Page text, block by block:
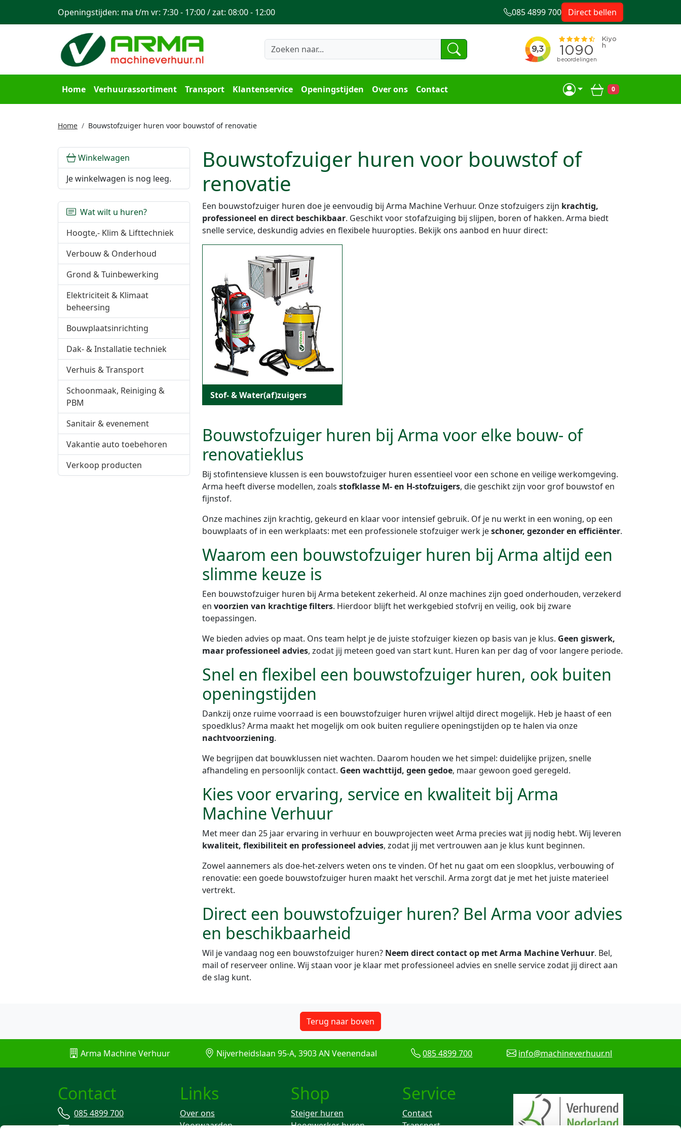
Home Verhuurassortiment Transport Klantenservice Openingstijden Over ons Contact Winkelwagen
0
Openingstijden: ma t/m vr: 7:30 - 17:00 / zat: 08:00 - 12:00 085 4899 700 Direct bellen
Home Bouwstofzuiger huren voor bouwstof of renovatie
Winkelwagen
Je winkelwagen is nog leeg.
Wat wilt u huren?
Hoogte,- Klim & Lifttechniek
Verbouw & Onderhoud
Grond & Tuinbewerking
Elektriciteit & Klimaat
beheersing
Bouwplaatsinrichting
Dak- & Installatie techniek
Verhuis & Transport
Schoonmaak, Reiniging &
PBM
Sanitair & evenement
Vakantie auto toebehoren
Verkoop producten
Bouwstofzuiger huren voor bouwstof of
renovatie
Een bouwstofzuiger huren doe je eenvoudig bij Arma Machine Verhuur. Onze stofzuigers zijn krachtig,
professioneel en direct beschikbaar. Geschikt voor stofafzuiging bij slijpen, boren of hakken. Arma biedt
snelle service, deskundig advies en flexibele huuropties. Bekijk ons aanbod en huur direct:
Stof- & Water(af)zuigers
Bouwstofzuiger huren bij Arma voor elke bouw- of
renovatieklus
Bij stofintensieve klussen is een bouwstofzuiger huren essentieel voor een schone en veilige werkomgeving.
Arma heeft diverse modellen, zoals stofklasse M- en H-stofzuigers, die geschikt zijn voor grof bouwstof en
fijnstof.
Onze machines zijn krachtig, gekeurd en klaar voor intensief gebruik. Of je nu werkt in een woning, op een
bouwplaats of in een werkplaats: met een professionele stofzuiger werk jeschoner, gezonder en efficiënter.
Waarom een bouwstofzuiger huren bij Arma altijd een
slimme keuze is
Een bouwstofzuiger huren bij Arma betekent zekerheid. Al onze machines zijn goed onderhouden, verzekerd
en voorzien van krachtige filters. Hierdoor blijft het werkgebied stofvrij en veilig, ook bij zware
toepassingen.
We bieden advies op maat. Ons team helpt je de juiste stofzuiger kiezen op basis van je klus. Geen giswerk,
maar professioneel advies, zodat jij meteen goed van start kunt. Huren kan per dag of voor langere periode.
Snel en flexibel een bouwstofzuiger huren, ook buiten
openingstijden
Dankzij onze ruime voorraad is een bouwstofzuiger huren vrijwel altijd direct mogelijk. Heb je haast of een
spoedklus? Arma maakt het mogelijk om ook buiten reguliere openingstijden op te halen via onze
nachtvoorziening.
We begrijpen dat bouwklussen niet wachten. Daarom houden we het simpel: duidelijke prijzen, snelle
afhandeling en persoonlijk contact. Geen wachttijd, geen gedoe, maar gewoon goed geregeld.
Kies voor ervaring, service en kwaliteit bij Arma
Machine Verhuur
Met meer dan 25 jaar ervaring in verhuur en bouwprojecten weet Arma precies wat jij nodig hebt. Wij leveren
kwaliteit, flexibiliteit en professioneel advies, zodat jij met vertrouwen aan je klus kunt beginnen.
Zowel aannemers als doe-het-zelvers weten ons te vinden. Of het nu gaat om een sloopklus, verbouwing of
renovatie: een goede bouwstofzuiger huren maakt het verschil. Arma zorgt dat je met het juiste materieel
vertrekt.
Direct een bouwstofzuiger huren? Bel Arma voor advies
en beschikbaarheid
Wil je vandaag nog een bouwstofzuiger huren? Neem direct contact op met Arma Machine Verhuur. Bel,
mail of reserveer online. Wij staan voor je klaar met professioneel advies en snelle service zodat jij direct aan
de slag kunt.
Terug naar boven
Arma Machine Verhuur Nijverheidslaan 95-A, 3903 AN Veenendaal 085 4899 700 info@machineverhuur.nl
Contact
085 4899 700
info@machineverhuur.nl
Links
Over ons
Voorwaarden
Shop
Steiger huren
Hoogwerker huren
Service
Contact
Transport